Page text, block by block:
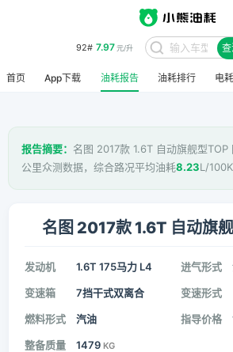
首页 App下载 油耗报告 油耗排行 电
报告摘要： 名图 2017款 1.6T 自动旗舰型TOP
公里众测数据，综合路况平均油耗8.23L/
名图 2017款 1.6T 自动旗
发动机 1.6T 175马力 L4 进气形式
变速箱 7挡干式双离合 变速形式
燃料形式 汽油 指导价格
整备质量 1479 KG